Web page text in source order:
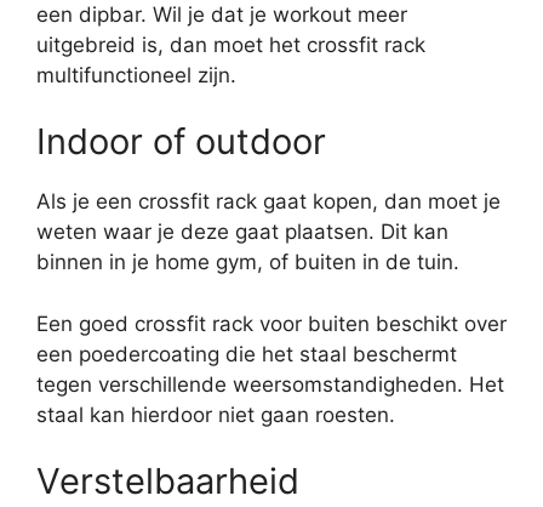
een dipbar. Wil je dat je workout meer
uitgebreid is, dan moet het crossfit rack
multifunctioneel zijn.
Indoor of outdoor
Als je een crossfit rack gaat kopen, dan moet je
weten waar je deze gaat plaatsen. Dit kan
binnen in je home gym, of buiten in de tuin.
Een goed crossfit rack voor buiten beschikt over
een poedercoating die het staal beschermt
tegen verschillende weersomstandigheden. Het
staal kan hierdoor niet gaan roesten.
Verstelbaarheid